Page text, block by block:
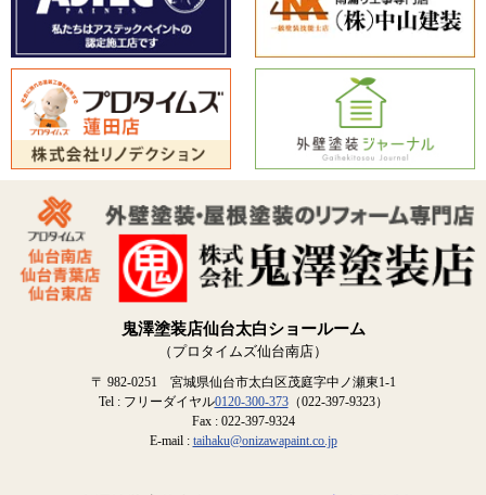
鬼澤塗装店仙台太白ショールーム
（プロタイムズ仙台南店）
〒 982-0251 宮城県仙台市太白区茂庭字中ノ瀬東1-1
Tel : フリーダイヤル0120-300-373（022-397-9323）
Fax : 022-397-9324
E-mail : taihaku@onizawapaint.co.jp